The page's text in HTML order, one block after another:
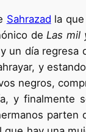
Sahrazad la
de Las mil
un día
y
negros,
y finalmente